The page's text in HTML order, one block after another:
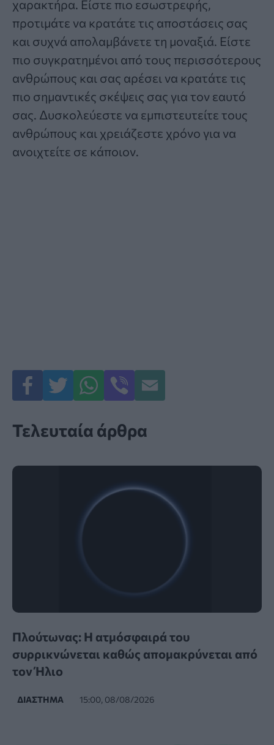
χαρακτήρα. Είστε πιο εσωστρεφής,
προτιμάτε να κρατάτε τις αποστάσεις σας
και συχνά απολαμβάνετε τη μοναξιά. Είστε
πιο συγκρατημένοι από τους περισσότερους
ανθρώπους και σας αρέσει να κρατάτε τις
πιο σημαντικές σκέψεις σας για τον εαυτό
σας. Δυσκολεύεστε να εμπιστευτείτε τους
ανθρώπους και χρειάζεστε χρόνο για να
ανοιχτείτε σε κάποιον.
Τελευταία άρθρα
Πλούτωνας: Η ατμόσφαιρά του
συρρικνώνεται καθώς απομακρύνεται από
τον Ήλιο
ΔΙΆΣΤΗΜΑ 15:00, 08/08/2026